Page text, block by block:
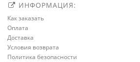
ИНФОРМАЦИЯ:
Как заказать
Оплата
Доставка
Условия возврата
Политика безопасности